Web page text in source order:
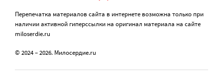
Перепечатка материалов сайта в интернете возможна только при
наличии активной гиперссылки на оригинал материала на сайте
miloserdie.ru
© 2024 – 2026. Милосердие.ru